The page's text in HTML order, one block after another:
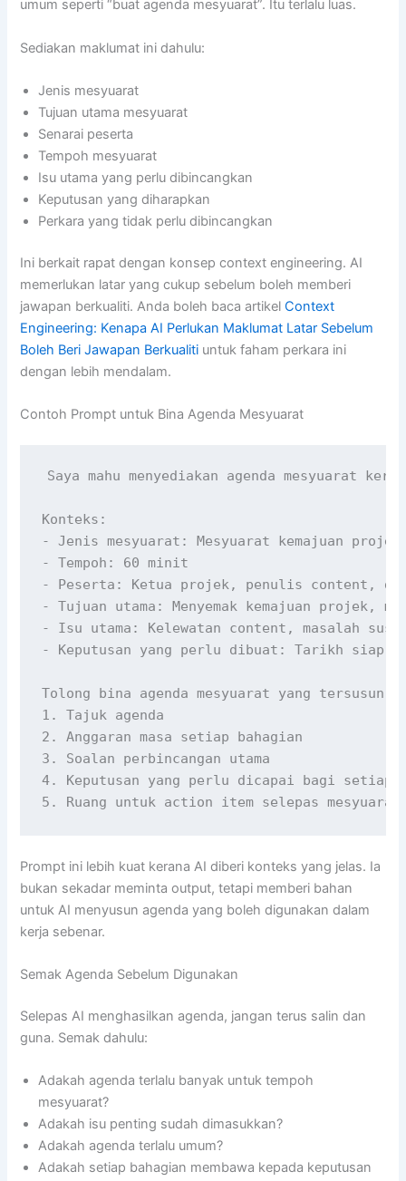
umum seperti “buat agenda mesyuarat”. Itu terlalu luas.
Sediakan maklumat ini dahulu:
Jenis mesyuarat
Tujuan utama mesyuarat
Senarai peserta
Tempoh mesyuarat
Isu utama yang perlu dibincangkan
Keputusan yang diharapkan
Perkara yang tidak perlu dibincangkan
Ini berkait rapat dengan konsep context engineering. AI
memerlukan latar yang cukup sebelum boleh memberi
jawapan berkualiti. Anda boleh baca artikelContext
Engineering: Kenapa AI Perlukan Maklumat Latar Sebelum
Boleh Beri Jawapan Berkualiti untuk faham perkara ini
dengan lebih mendalam.
Contoh Prompt untuk Bina Agenda Mesyuarat
Saya mahu menyediakan agenda mesyuarat
Konteks:
- Jenis mesyuarat: Mesyuarat kemajuan projek
- Tempoh: 60 minit
- Peserta: Ketua projek, penulis content,
- Tujuan utama: Menyemak kemajuan projek,
- Isu utama: Kelewatan content, masalah
- Keputusan yang perlu dibuat: Tarikh siap,
Tolong bina agenda mesyuarat yang tersusun
1. Tajuk agenda
2. Anggaran masa setiap bahagian
3. Soalan perbincangan utama
4. Keputusan yang perlu dicapai bagi setiap
5. Ruang untuk action item selepas mesyuarat
Prompt ini lebih kuat kerana AI diberi konteks yang jelas. Ia
bukan sekadar meminta output, tetapi memberi bahan
untuk AI menyusun agenda yang boleh digunakan dalam
kerja sebenar.
Semak Agenda Sebelum Digunakan
Selepas AI menghasilkan agenda, jangan terus salin dan
guna. Semak dahulu:
Adakah agenda terlalu banyak untuk tempoh
mesyuarat?
Adakah isu penting sudah dimasukkan?
Adakah agenda terlalu umum?
Adakah setiap bahagian membawa kepada keputusan